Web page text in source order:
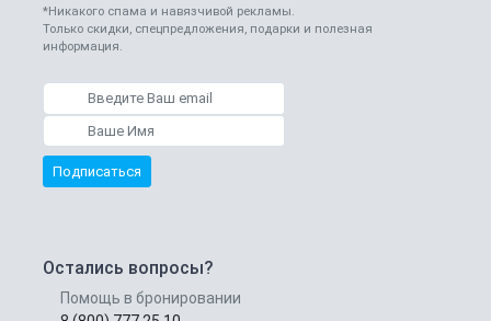
*Никакого спама и навязчивой рекламы.
Только скидки, спецпредложения, подарки и полезная
информация.
Подписаться
Остались вопросы?
Помощь в бронировании